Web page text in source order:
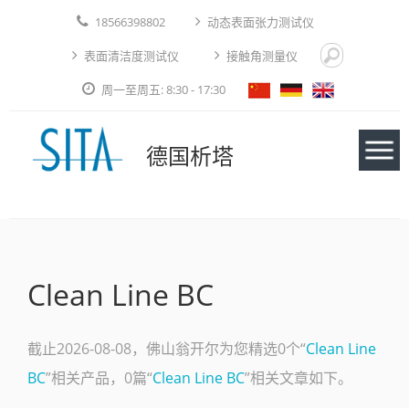
18566398802 动态表面张力测试仪
表面清洁度测试仪 接触角测量仪
周一至周五: 8:30 - 17:30
德国析塔
应用实例
技术论文
免费测试
Clean Line BC
截止2026-08-08，佛山翁开尔为您精选0个“Clean Line
BC”相关产品，0篇“Clean Line BC”相关文章如下。